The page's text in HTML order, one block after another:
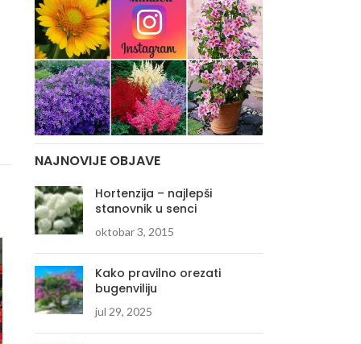
NAJNOVIJE OBJAVE
Hortenzija – najlepši
stanovnik u senci
oktobar 3, 2015
Kako pravilno orezati
bugenviliju
jul 29, 2025